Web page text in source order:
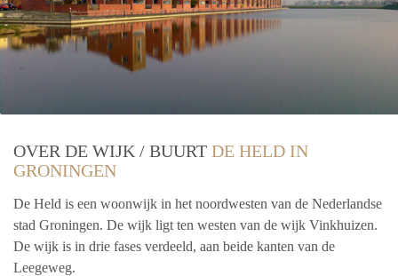
OVER DE WIJK / BUURT DE HELD IN
GRONINGEN
De Held is een woonwijk in het noordwesten van de Nederlandse
stad Groningen. De wijk ligt ten westen van de wijk Vinkhuizen.
De wijk is in drie fases verdeeld, aan beide kanten van de
Leegeweg.